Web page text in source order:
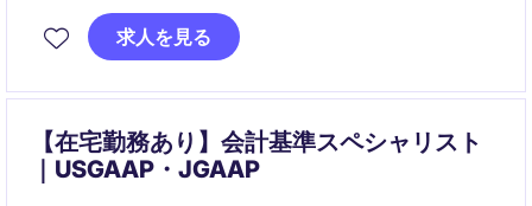
M&Aや海外子会社管理を含め、グループ全体の財務報
求人を見る
【在宅勤務あり】会計基準スペシャリスト
｜USGAAP・JGAAP